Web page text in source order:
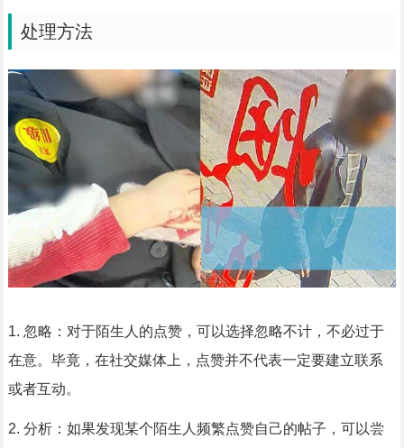
处理方法
1. 忽略：对于陌生人的点赞，可以选择忽略不计，不必过于
在意。毕竟，在社交媒体上，点赞并不代表一定要建立联系
或者互动。
2. 分析：如果发现某个陌生人频繁点赞自己的帖子，可以尝